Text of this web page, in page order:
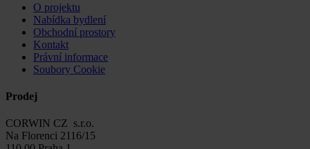
O projektu
Nabídka bydlení
Obchodní prostory
Kontakt
Právní informace
Soubory Cookie
Prodej
CORWIN CZ s.r.o.
Na Florenci 2116/15